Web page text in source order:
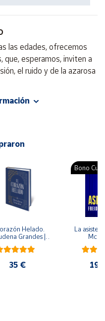
las edades, ofrecemos
que, esperamos, inviten a
el ruido y de la azarosa
Helado.
Grandes |
especial de
Libro con sello y
35 €
Bono
La